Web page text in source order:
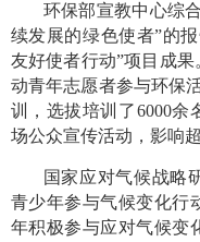
环保部宣教中心综
续发展的绿色使者”的
友好使者行动”项目成
动青年志愿者参与环保
训，选拔培训了6000余
场公众宣传活动，影响
国家应对气候战略
青少年参与气候变化行
年积极参与应对气候变